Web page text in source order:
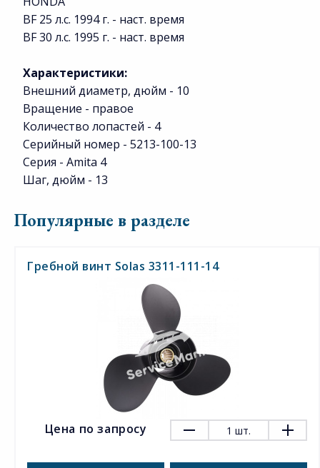
BF 25 л.с. 1994 г. - наст. время
BF 30 л.с. 1995 г. - наст. время
Характеристики:
Внешний диаметр, дюйм - 10
Вращение - правое
Количество лопастей - 4
Серийный номер - 5213-100-13
Серия - Amita 4
Шаг, дюйм - 13
Популярные в разделе
Гребной винт Solas 3311-111-14
Цена по запросу 1 шт.